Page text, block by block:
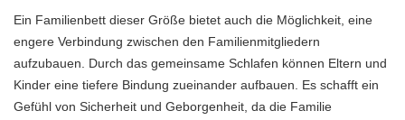
Ein Familienbett dieser Größe bietet auch die Möglichkeit, eine
engere Verbindung zwischen den Familienmitgliedern
aufzubauen. Durch das gemeinsame Schlafen können Eltern und
Kinder eine tiefere Bindung zueinander aufbauen. Es schafft ein
Gefühl von Sicherheit und Geborgenheit, da die Familie